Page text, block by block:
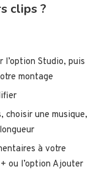
clips ?
l’option Studio, puis
montage
choisir une musique,
à votre
ou l’option Ajouter